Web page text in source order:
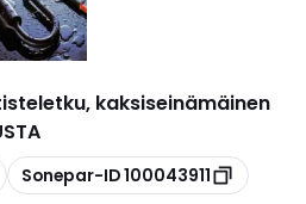
kaksiseinämäinen
Kopioi
Sonepar-ID100043911